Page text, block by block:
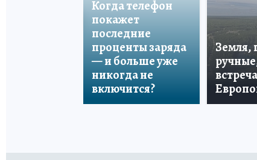
Когда телефон
покажет
последние
проценты заряда
— и больше уже
никогда не
включится?
Земля,